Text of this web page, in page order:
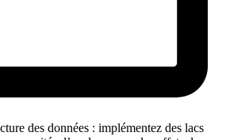
des données : implémentez des lacs